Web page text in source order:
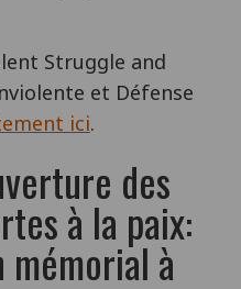
Struggle and
et Défense
ici.
des
à la paix:
mémorial à